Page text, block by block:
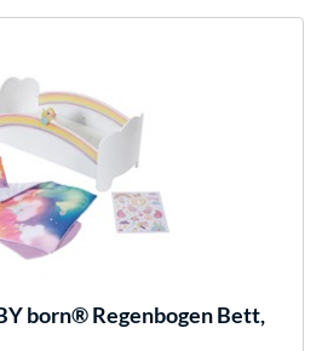
born® Regenbogen Bett,